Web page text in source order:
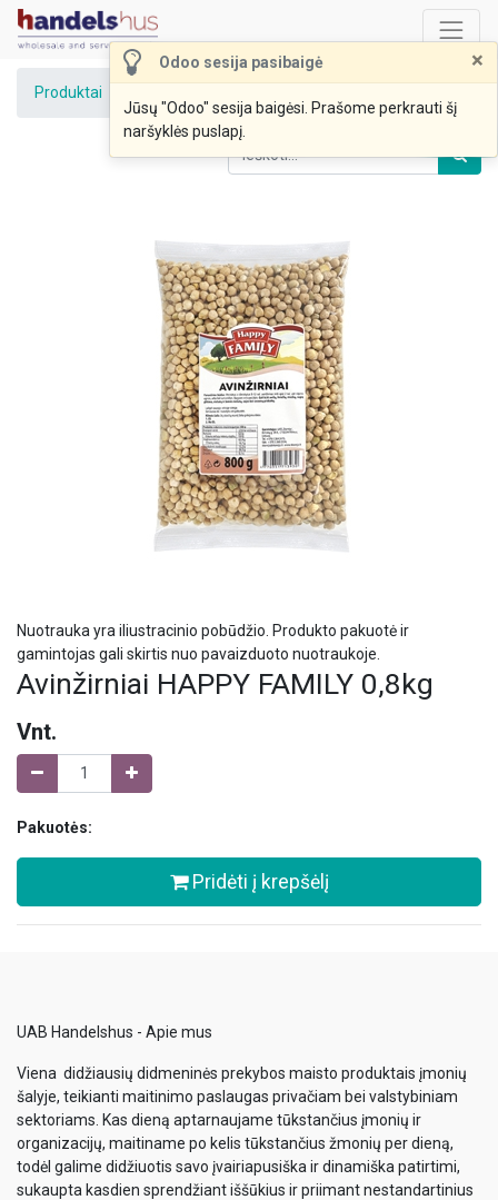
Odoo sesija pasibaigė ×
Jūsų "Odoo" sesija baigėsi. Prašome perkrauti šį
naršyklės puslapį.
Produktai
Nuotrauka yra iliustracinio pobūdžio. Produkto pakuotė ir
gamintojas gali skirtis nuo pavaizduoto nuotraukoje.
Avinžirniai HAPPY FAMILY 0,8kg
Vnt.
Pakuotės:
Pridėti į krepšėlį
UAB Handelshus - Apie mus
Viena didžiausių didmeninės prekybos maisto produktais įmonių
šalyje, teikianti maitinimo paslaugas privačiam bei valstybiniam
sektoriams. Kas dieną aptarnaujame tūkstančius įmonių ir
organizacijų, maitiname po kelis tūkstančius žmonių per dieną,
todėl galime didžiuotis savo įvairiapusiška ir dinamiška patirtimi,
sukaupta kasdien sprendžiant iššūkius ir priimant nestandartinius